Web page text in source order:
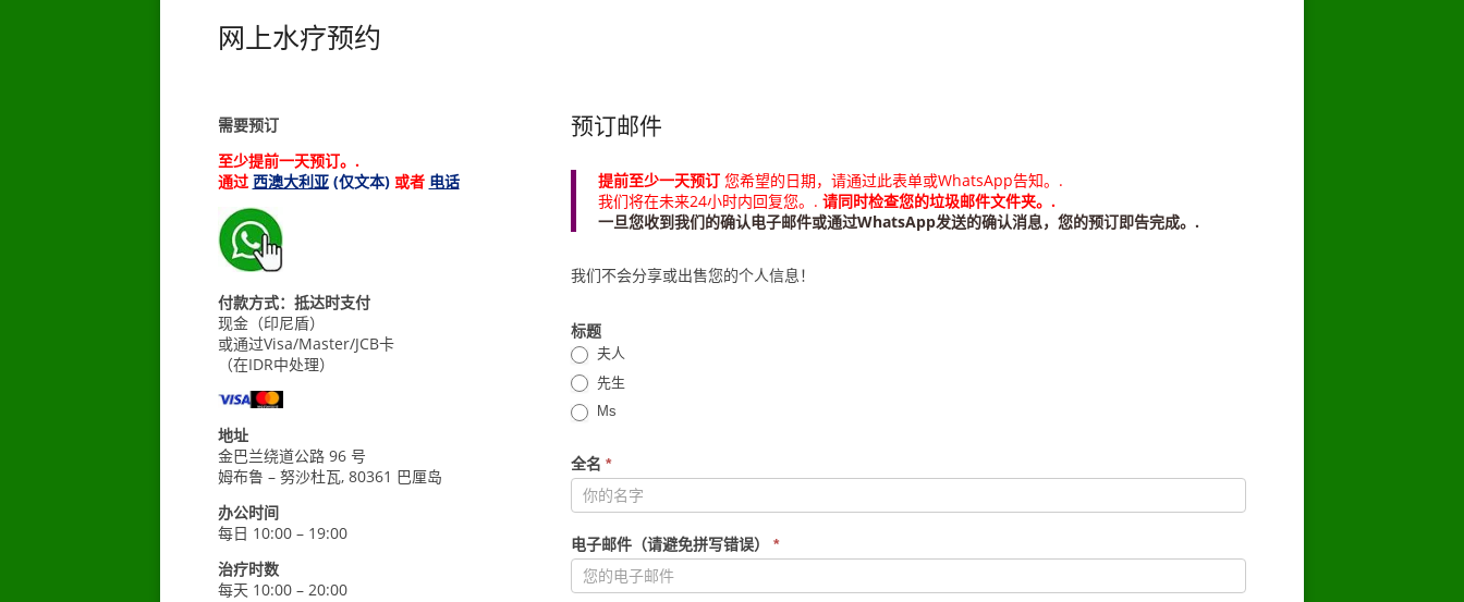
网上水疗预约
需要预订
至少提前一天预订。.
通过 西澳大利亚(仅文本)或者 电话
付款方式：抵达时支付
现金（印尼盾）
或通过Visa/Master/JCB卡
（在IDR中处理）
地址
金巴兰绕道公路 96 号
姆布鲁 – 努沙杜瓦, 80361 巴厘岛
办公时间
每日 10:00 – 19:00
治疗时数
每天 10:00 – 20:00
预订邮件
提前至少一天预订您希望的日期，请通过此表单或WhatsApp告知。.
我们将在未来24小时内回复您。. 请同时检查您的垃圾邮件文件夹。.
一旦您收到我们的确认电子邮件或通过WhatsApp发送的确认消息，您的预订即告完成。.
我们不会分享或出售您的个人信息！
标题
夫人
先生
Ms
全名 *
电子邮件（请避免拼写错误） *